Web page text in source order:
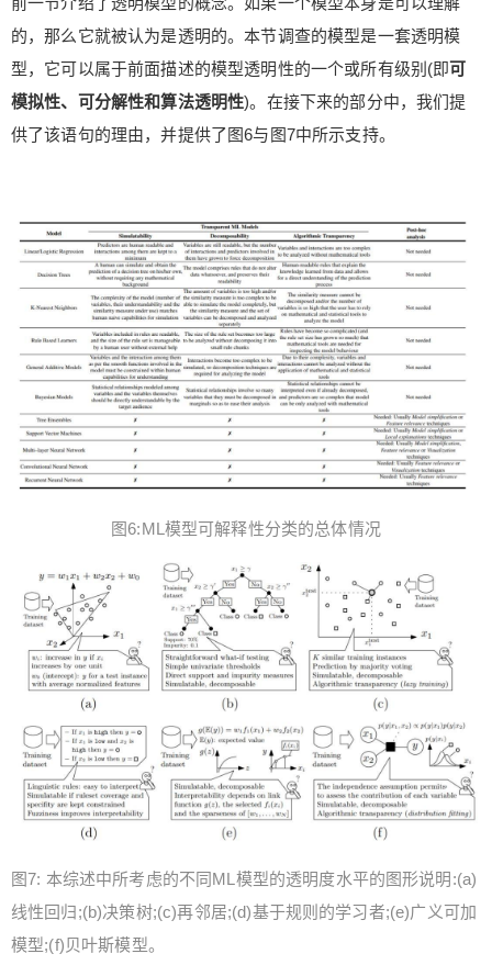
的，那么它就被认为是透明的。本节调查的模型是一套透明模
型，它可以属于前面描述的模型透明性的一个或所有级别(即可
模拟性、可分解性和算法透明性)。在接下来的部分中，我们提
供了该语句的理由，并提供了图6与图7中所示支持。
图6:ML模型可解释性分类的总体情况
图7: 本综述中所考虑的不同ML模型的透明度水平的图形说明:(a)
线性回归;(b)决策树;(c)再邻居;(d)基于规则的学习者;(e)广义可加
模型;(f)贝叶斯模型。